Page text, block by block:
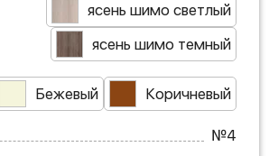
ясень шимо светлый
ясень шимо темный
Бежевый Коричневый
№4